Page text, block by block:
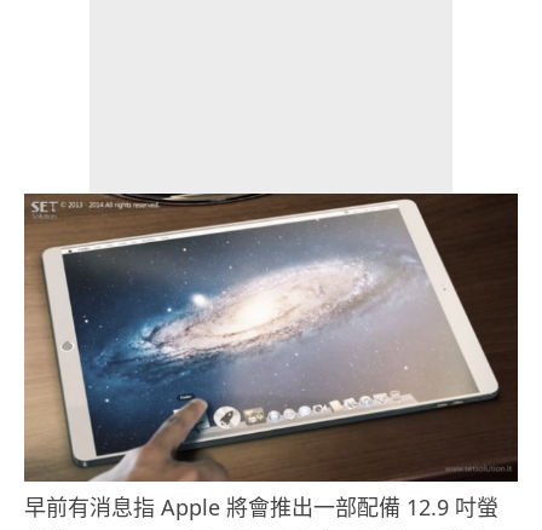
早前有消息指 Apple 將會推出一部配備 12.9 吋螢